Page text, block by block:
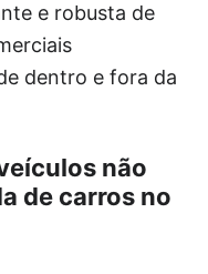
e robusta de
dentro e fora da
não
de carros no